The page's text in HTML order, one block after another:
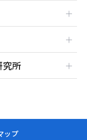
究所
ップ